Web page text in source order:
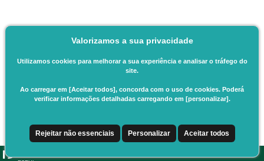
Valorizamos a sua privacidade
Utilizamos cookies para melhorar a sua experiência e analisar o tráfego do
site.
Ao carregar em [Aceitar todos], concorda com o uso de cookies. Poderá
verificar informações detalhadas carregando em [personalizar].
Rejeitar não essenciais Personalizar Aceitar todos